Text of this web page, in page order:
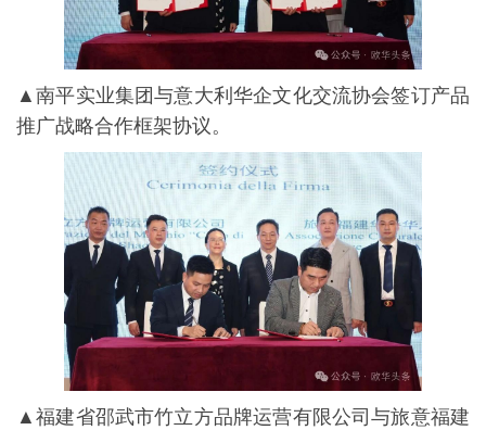
▲南平实业集团与意大利华企文化交流协会签订产品
推广战略合作框架协议。
▲福建省邵武市竹立方品牌运营有限公司与旅意福建